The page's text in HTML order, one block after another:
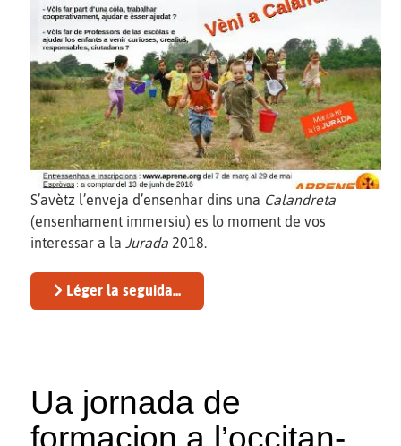
S’avètz l’enveja d’ensenhar dins una Calandreta
(ensenhament immersiu) es lo moment de vos
interessar a la Jurada 2018.
Léger la seguida...
Ua jornada de